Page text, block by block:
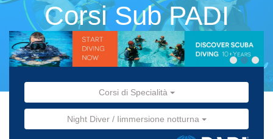
Corsi Sub PADI
Corsi di Specialità
Night Diver / Iimmersione notturna